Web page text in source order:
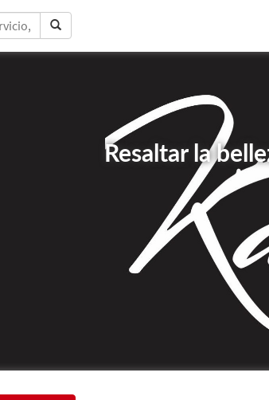
Resaltar la